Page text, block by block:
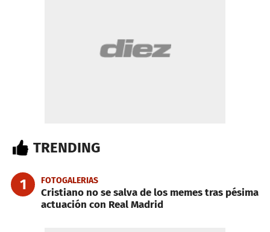
TRENDING
1 FOTOGALERIAS
Cristiano no se salva de los memes tras pésima
actuación con Real Madrid